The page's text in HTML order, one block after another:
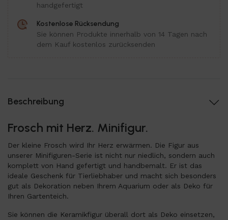
handgefertigt
Kostenlose Rücksendung
Sie können Produkte innerhalb von 14 Tagen nach
dem Kauf kostenlos zurücksenden
Beschreibung
Frosch mit Herz. Minifigur.
Der kleine Frosch wird Ihr Herz erwärmen. Die Figur aus
unserer Minifiguren-Serie ist nicht nur niedlich, sondern auch
komplett von Hand gefertigt und handbemalt. Er ist das
ideale Geschenk für Tierliebhaber und macht sich besonders
gut als Dekoration neben Ihrem Aquarium oder als Deko für
Ihren Gartenteich.
Sie können die Keramikfigur überall dort als Deko einsetzen,